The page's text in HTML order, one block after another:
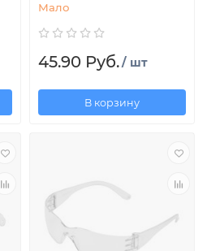
Мало
45.90 Руб./ шт
В корзину